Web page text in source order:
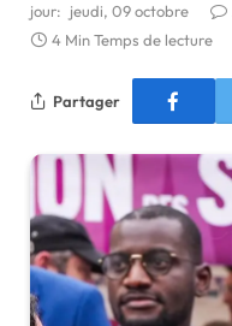
jour: jeudi, 09 octobre
4 Min Temps de lecture
Partager